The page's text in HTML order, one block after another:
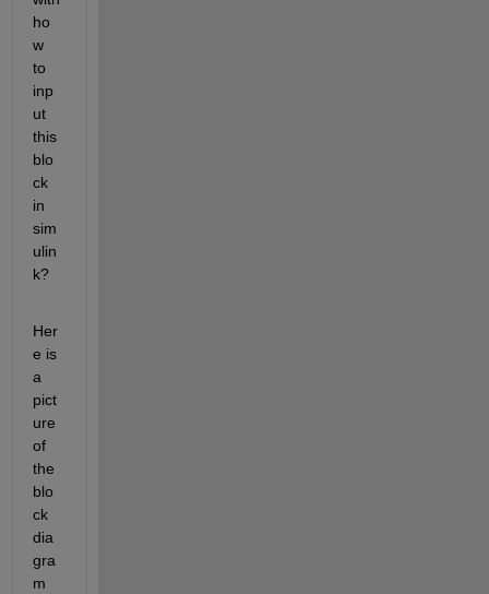
ho
w
to
inp
ut
this
blo
ck
in
sim
ulin
k?
Her
e is
a
pict
ure
of
the
blo
ck
dia
gra
m